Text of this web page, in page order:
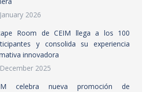
2026
Room de CEIM llega a los 100
y consolida su experiencia
innovadora
2025
celebra nueva promoción de